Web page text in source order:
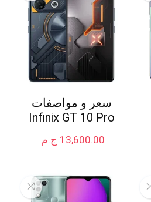
سعر و مواصفات
Infinix GT 10 Pro
ج.م 13,600.00